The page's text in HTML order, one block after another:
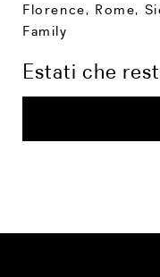
Florence, Rome,
Family
Estati che